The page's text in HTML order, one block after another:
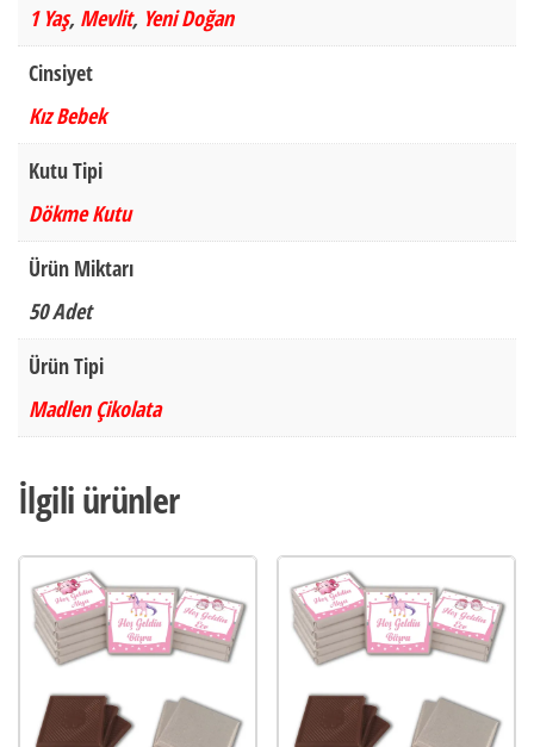
1 Yaş, Mevlit, Yeni Doğan
Cinsiyet
Kız Bebek
Kutu Tipi
Dökme Kutu
Ürün Miktarı
50 Adet
Ürün Tipi
Madlen Çikolata
İlgili ürünler